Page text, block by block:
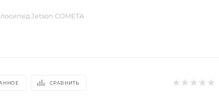
Jetson COMETA
СРАВНИТЬ